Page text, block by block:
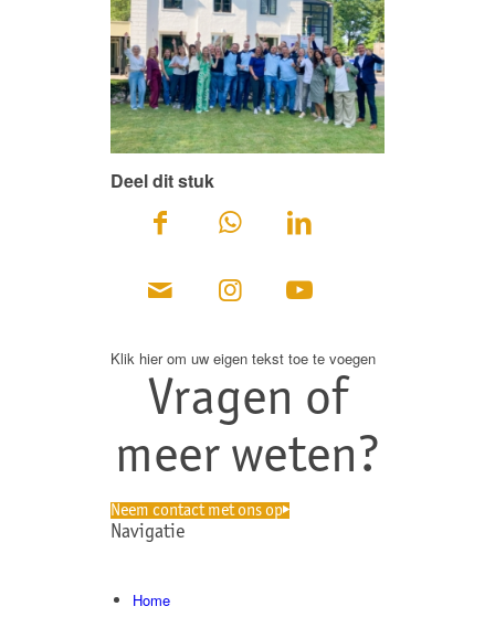
Deel dit stuk
Klik hier om uw eigen tekst toe te voegen
Vragen of
meer weten?
Neem contact met ons op
Navigatie
Home